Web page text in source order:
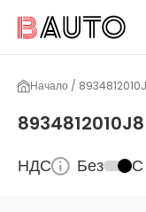
Начало /
НДС Без С